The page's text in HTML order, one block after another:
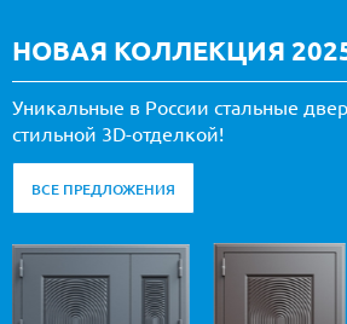
НОВАЯ КОЛЛЕКЦИЯ
Уникальные в России стальные
стильной 3D-отделкой!
ВСЕ ПРЕДЛОЖЕНИЯ